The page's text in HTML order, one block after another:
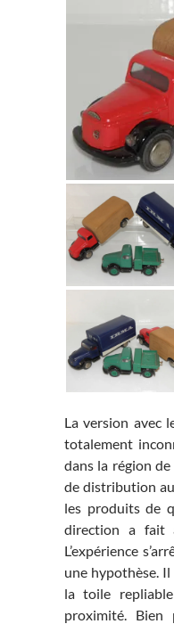
La version avec
totalement
dans la région de
de distribution
les produits de
direction a fait
L’expérience
une hypothèse.
la toile
proximité. Bien